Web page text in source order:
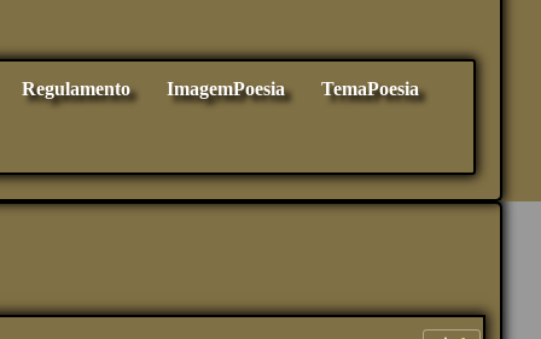
Regulamento ImagemPoesia TemaPoesia